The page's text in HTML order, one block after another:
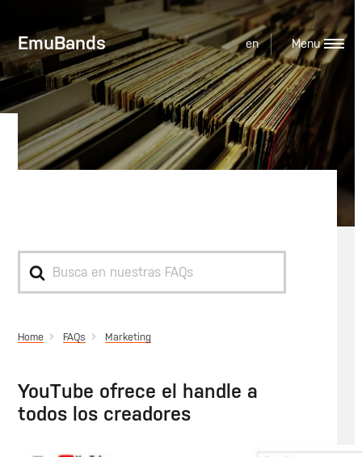
EmuBands en
For
Home Marketing
YouTube ofrece el handle a
todos los creadores